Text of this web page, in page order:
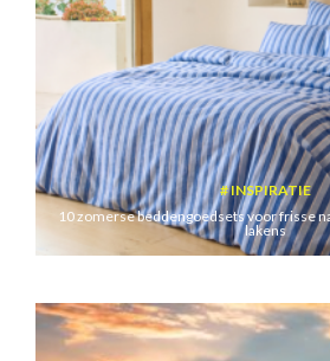
INSPIRATIE
10 zomerse beddengoedsets voor frisse
lakens